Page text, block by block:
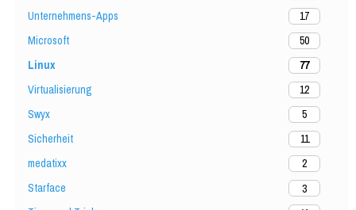
Unternehmens-Apps
17
Microsoft
50
Linux
77
Virtualisierung
12
Swyx
5
Sicherheit
11
medatixx
2
Starface
3